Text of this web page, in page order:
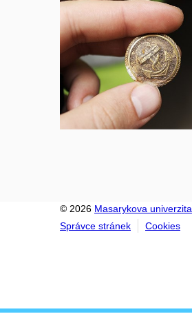
© 2026 Masarykova univerzita
Správce stránek
Cookies